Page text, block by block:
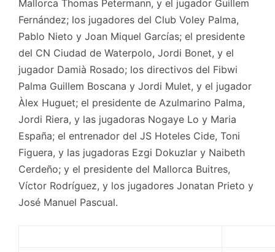
Mallorca Thomas Petermann, y el jugador Guillem
Fernández; los jugadores del Club Voley Palma,
Pablo Nieto y Joan Miquel Garcías; el presidente
del CN Ciudad de Waterpolo, Jordi Bonet, y el
jugador Damià Rosado; los directivos del Fibwi
Palma Guillem Boscana y Jordi Mulet, y el jugador
Àlex Huguet; el presidente de Azulmarino Palma,
Jordi Riera, y las jugadoras Nogaye Lo y Maria
España; el entrenador del JS Hoteles Cide, Toni
Figuera, y las jugadoras Ezgi Dokuzlar y Naibeth
Cerdeño; y el presidente del Mallorca Buitres,
Víctor Rodríguez, y los jugadores Jonatan Prieto y
José Manuel Pascual.